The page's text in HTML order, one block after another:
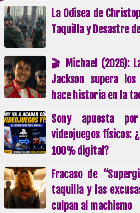
La Odisea de
Taquilla y Desastre
🎬 Michael (2026):
Jackson supera
hace historia en la
Sony apuesta
videojuegos físicos:
100% digital?
Fracaso de
taquilla y las
culpan al machismo